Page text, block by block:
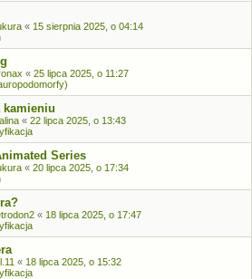
« 15 sierpnia 2025, o 04:14
« 25 lipca 2025, o 11:27
kamieniu
« 22 lipca 2025, o 13:43
Series
« 20 lipca 2025, o 17:34
« 18 lipca 2025, o 17:47
« 18 lipca 2025, o 15:32